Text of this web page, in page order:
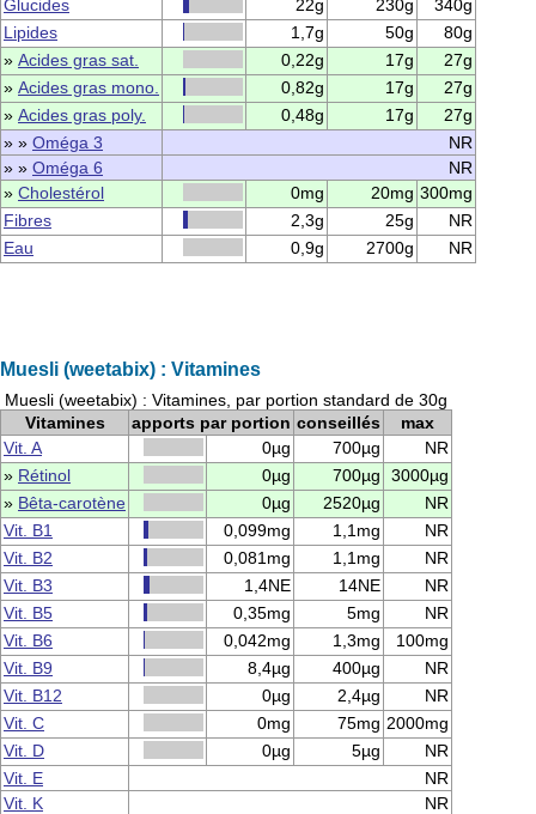
Glucides
22g 230g
340g
Lipides
1,7g 50g
80g
» Acides gras sat. 0,22g 17g
27g
» Acides gras mono. 0,82g 17g
27g
» Acides gras poly. 0,48g 17g
27g
» » Oméga 3
NR
» » Oméga 6
NR
» Cholestérol 0mg 20mg 300mg
Fibres
2,3g 25g
NR
Eau
0,9g 2700g NR
Muesli (weetabix) : Vitamines
Muesli (weetabix) : Vitamines, par portion standard de 30g
Vitamines
apports par portion conseillés
max
Vit. A
0µg 700µg
NR
» Rétinol 0µg 700µg
3000µg
» Bêta-carotène 0µg 2520µg
NR
Vit. B1
0,099mg 1,1mg
NR
Vit. B2
0,081mg 1,1mg
NR
Vit. B3
1,4NE 14NE
NR
Vit. B5
0,35mg 5mg
NR
Vit. B6
0,042mg 1,3mg
100mg
Vit. B9
8,4µg 400µg
NR
Vit. B12
0µg 2,4µg
NR
Vit. C
0mg 75mg 2000mg
Vit. D
0µg 5µg
NR
Vit. E
NR
Vit. K
NR